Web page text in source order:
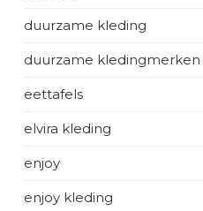
duurzame kleding
duurzame kledingmerken
eettafels
elvira kleding
enjoy
enjoy kleding